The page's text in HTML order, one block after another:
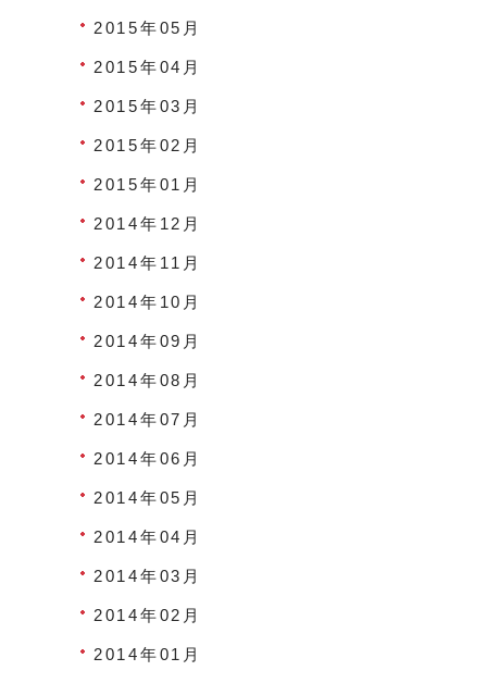
2015年05月
2015年04月
2015年03月
2015年02月
2015年01月
2014年12月
2014年11月
2014年10月
2014年09月
2014年08月
2014年07月
2014年06月
2014年05月
2014年04月
2014年03月
2014年02月
2014年01月